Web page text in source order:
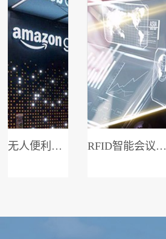
无人便利店系统 RFID智能会议签到系统